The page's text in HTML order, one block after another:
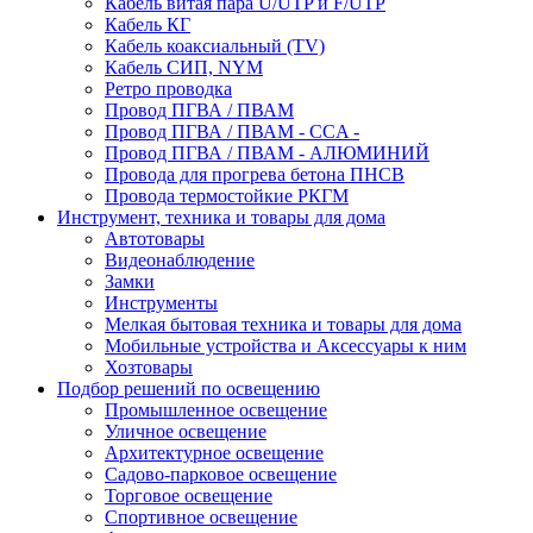
Кабель КГ
Кабель коаксиальный (TV)
Кабель СИП, NYM
Ретро проводка
Провод ПГВА / ПВАМ
Провод ПГВА / ПВАМ - CCA -
Провод ПГВА / ПВАМ - АЛЮМИНИЙ
Провода для прогрева бетона ПНСВ
Провода термостойкие РКГМ
Инструмент, техника и товары для дома
Автотовары
Видеонаблюдение
Замки
Инструменты
Мелкая бытовая техника и товары для дома
Мобильные устройства и Аксессуары к ним
Хозтовары
Подбор решений по освещению
Промышленное освещение
Уличное освещение
Архитектурное освещение
Садово-парковое освещение
Торговое освещение
Спортивное освещение